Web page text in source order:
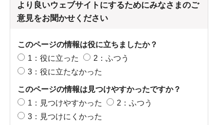
より良いウェブサイトにするためにみなさまのご
意見をお聞かせください
このページの情報は役に立ちましたか？
1：役に立った
2：ふつう
3：役に立たなかった
このページの情報は見つけやすかったですか？
1：見つけやすかった
2：ふつう
3：見つけにくかった